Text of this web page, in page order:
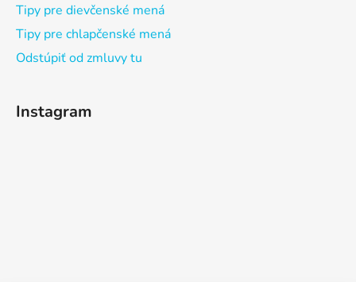
Tipy pre dievčenské mená
Tipy pre chlapčenské mená
Odstúpiť od zmluvy tu
Instagram